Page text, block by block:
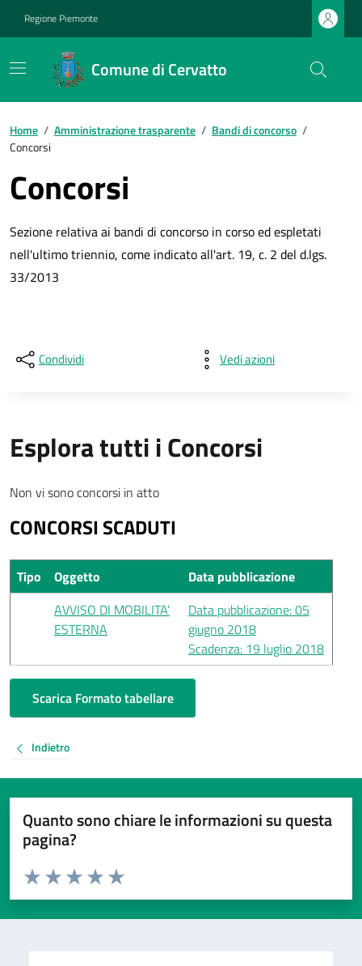
Regione Piemonte
Comune di Cervatto
Home / Amministrazione trasparente / Bandi di concorso /
Concorsi
Concorsi
Sezione relativa ai bandi di concorso in corso ed espletati
nell'ultimo triennio, come indicato all'art. 19, c. 2 del d.lgs.
33/2013
Condividi Vedi azioni
Esplora tutti i Concorsi
Non vi sono concorsi in atto
CONCORSI SCADUTI
Tipo Oggetto
Data pubblicazione
AVVISO DI MOBILITA’
ESTERNA
Data pubblicazione: 05
giugno 2018
Scadenza: 19 luglio 2018
Scarica Formato tabellare
Indietro
Quanto sono chiare le informazioni su questa
pagina?
Valuta da 1 a 5 stelle la pagina
Valuta 5 stelle su 5
Valuta 4 stelle su 5
Valuta 3 stelle su 5
Valuta 2 stelle su 5
Valuta 1 stelle su 5